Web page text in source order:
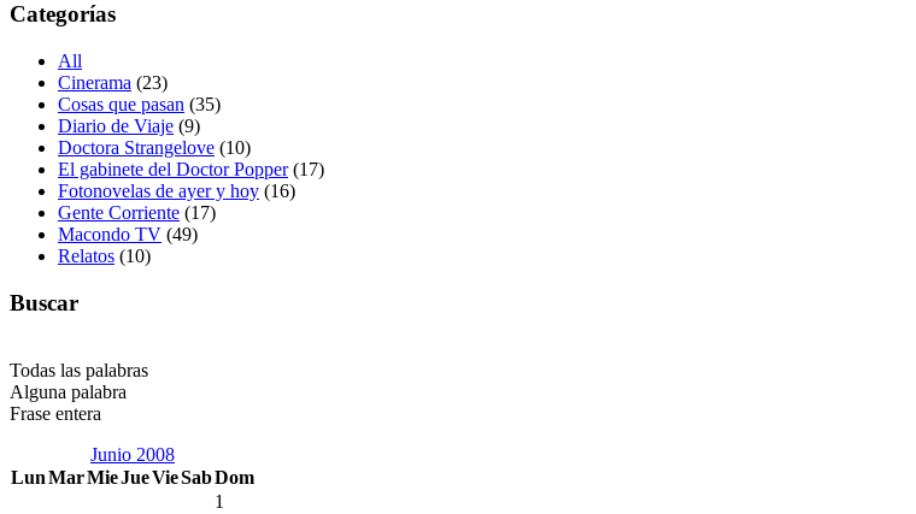
Categorías
All
Cinerama (23)
Cosas que pasan (35)
Diario de Viaje (9)
Doctora Strangelove (10)
El gabinete del Doctor Popper (17)
Fotonovelas de ayer y hoy (16)
Gente Corriente (17)
Macondo TV (49)
Relatos (10)
Buscar
Todas las palabras
Alguna palabra
Frase entera
Junio 2008
LunMarMieJueVieSabDom
1